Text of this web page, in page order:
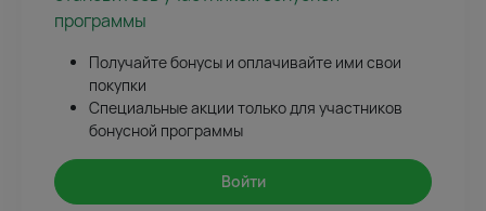
программы
Получайте бонусы и оплачивайте ими свои
покупки
Специальные акции только для участников
бонусной программы
Войти